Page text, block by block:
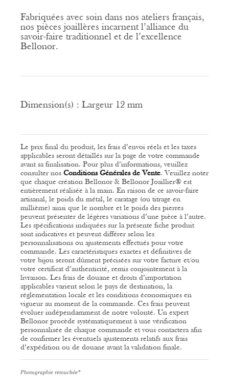
Fabriquées avec soin dans nos ateliers français,
nos pièces joaillères incarnent l’alliance du
savoir-faire traditionnel et de l’excellence
Bellonor.
Dimension(s) : Largeur 12 mm
Le prix final du produit, les frais d’envoi réels et les taxes
applicables seront détaillés sur la page de votre commande
avant sa finalisation. Pour plus d’informations, veuillez
consulter nos Conditions Générales de Vente. Veuillez noter
que chaque création Bellonor & Bellonor Joaillier® est
entièrement réalisée à la main. En raison de ce savoir-faire
artisanal, le poids du métal, le caratage (ou titrage en
millième) ainsi que le nombre et le poids des pierres
peuvent présenter de légères variations d’une pièce à l’autre.
Les spécifications indiquées sur la présente fiche produit
sont indicatives et peuvent différer selon les
personnalisations ou ajustements effectués pour votre
commande. Les caractéristiques exactes et définitives de
votre bijou seront dûment précisées sur votre facture et/ou
votre certificat d’authenticité, remis conjointement à la
livraison. Les frais de douane et droits d’importation
applicables varient selon le pays de destination, la
réglementation locale et les conditions économiques en
vigueur au moment de la commande. Ces frais peuvent
évoluer indépendamment de notre volonté. Un expert
Bellonor procède systématiquement à une vérification
personnalisée de chaque commande et vous contactera afin
de confirmer les éventuels ajustements relatifs aux frais
d’expédition ou de douane avant la validation finale.
Photographie retouchée*